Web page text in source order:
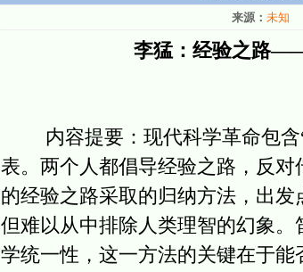
来源： 未知
李猛：经验之路
内容提要：现代科学革命包含“
表。两个人都倡导经验之路，反
的经验之路采取的归纳方法，出
但难以从中排除人类理智的幻象
学统一性，这一方法的关键在于